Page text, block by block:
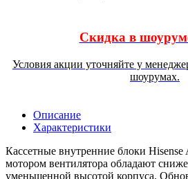
Скидка в
Условия акции уточняйте у
шоурумах.
Описание
Характеристики
Кассетные внутренние блоки
мотором вентилятора обладают
уменьшенной высотой корпуса.